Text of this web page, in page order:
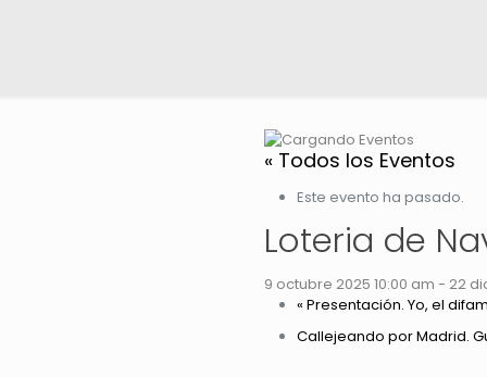
« Todos los Eventos
Este evento ha pasado.
Loteria de
9 octubre 2025 10:00 am - 22
« Presentación. Yo, el
Callejeando por Madrid.